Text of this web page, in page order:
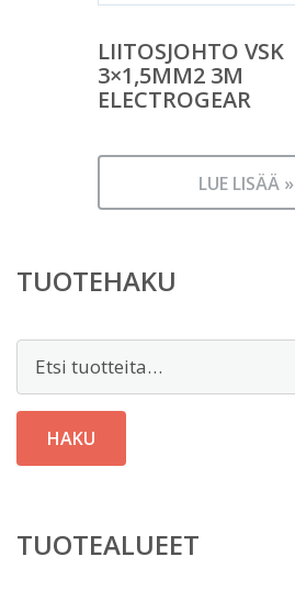
LIITOSJOHTO VSK
3×1,5MM2 3M
ELECTROGEAR
LUE LISÄÄ »
TUOTEHAKU
Etsi:
HAKU
TUOTEALUEET